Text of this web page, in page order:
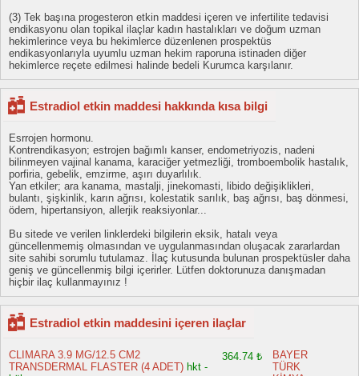
(3) Tek başına progesteron etkin maddesi içeren ve infertilite tedavisi
endikasyonu olan topikal ilaçlar kadın hastalıkları ve doğum uzman
hekimlerince veya bu hekimlerce düzenlenen prospektüs
endikasyonlarıyla uyumlu uzman hekim raporuna istinaden diğer
hekimlerce reçete edilmesi halinde bedeli Kurumca karşılanır.
Estradiol etkin maddesi hakkında kısa bilgi
Esrrojen hormonu.
Kontrendikasyon; estrojen bağımlı kanser, endometriyozis, nadeni
bilinmeyen vajinal kanama, karaciğer yetmezliği, tromboembolik hastalık,
porfiria, gebelik, emzirme, aşırı duyarlılık.
Yan etkiler; ara kanama, mastalji, jinekomasti, libido değişiklikleri,
bulantı, şişkinlik, karın ağrısı, kolestatik sarılık, baş ağrısı, baş dönmesi,
ödem, hipertansiyon, allerjik reaksiyonlar...
Bu sitede ve verilen linklerdeki bilgilerin eksik, hatalı veya
güncellenmemiş olmasından ve uygulanmasından oluşacak zararlardan
site sahibi sorumlu tutulamaz. İlaç kutusunda bulunan prospektüsler daha
geniş ve güncellenmiş bilgi içerirler. Lütfen doktorunuza danışmadan
hiçbir ilaç kullanmayınız !
Estradiol etkin maddesini içeren ilaçlar
CLIMARA 3.9 MG/12.5 CM2
TRANSDERMAL FLASTER (4 ADET) hkt -
364.74 ₺
BAYER
TÜRK